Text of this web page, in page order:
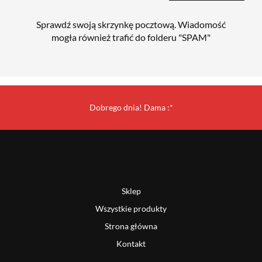
Sprawdź swoją skrzynkę pocztową. Wiadomość
mogła również trafić do folderu "SPAM"
Dobrego dnia! Dama :*
Sklep
Wszystkie produkty
Strona główna
Kontakt